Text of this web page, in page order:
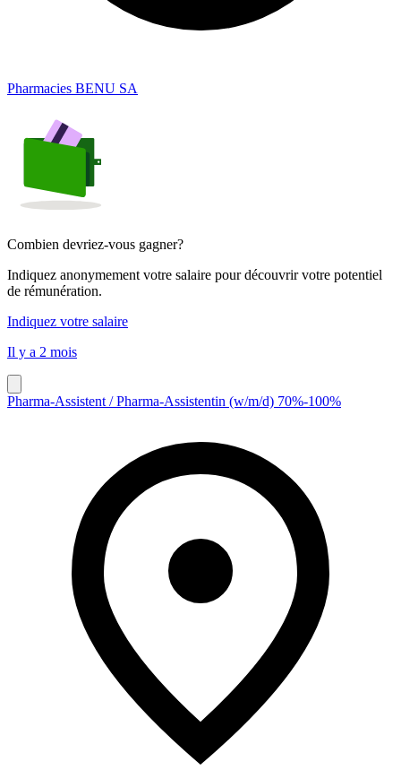
Pharmacies BENU SA
Combien devriez-vous gagner?
Indiquez anonymement votre salaire pour découvrir votre potentiel
de rémunération.
Indiquez votre salaire
Il y a 2 mois
Pharma-Assistent / Pharma-Assistentin (w/m/d) 70%-100%